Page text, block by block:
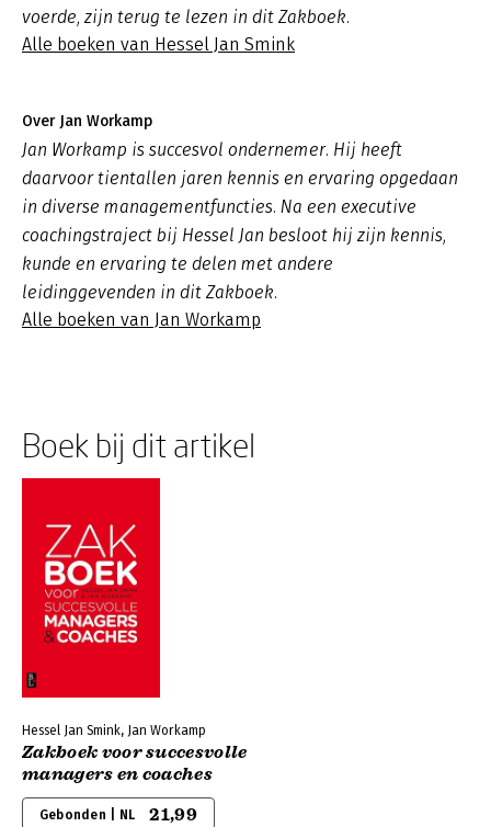
voerde, zijn terug te lezen in dit Zakboek.
Alle boeken van Hessel Jan Smink
Over Jan Workamp
Jan Workamp is succesvol ondernemer. Hij heeft
daarvoor tientallen jaren kennis en ervaring opgedaan
in diverse managementfuncties. Na een executive
coachingstraject bij Hessel Jan besloot hij zijn kennis,
kunde en ervaring te delen met andere
leidinggevenden in dit Zakboek.
Alle boeken van Jan Workamp
Boek bij dit artikel
Hessel Jan Smink, Jan Workamp
Zakboek voor succesvolle
managers en coaches
Gebonden | NL 21,99